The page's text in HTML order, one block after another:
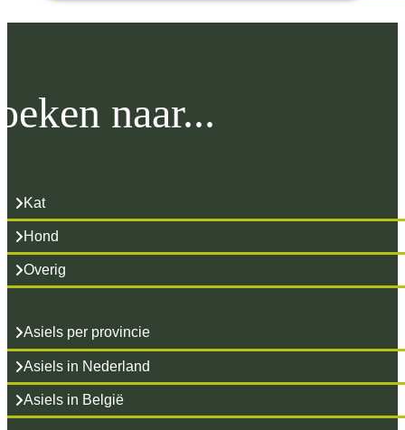
naar...
Kat
Hond
Overig
Asiels per provincie
Asiels in Nederland
Asiels in België